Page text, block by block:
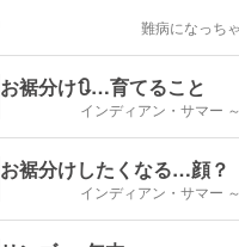
難病になっち
お裾分け🔃…育てること
インディアン・サマー
お裾分けしたくなる…顔？
インディアン・サマー